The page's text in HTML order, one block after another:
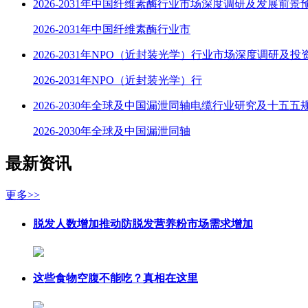
2026-2031年中国纤维素酶行业市场深度调研及发展前景
2026-2031年中国纤维素酶行业市
2026-2031年NPO（近封装光学）行业市场深度调研及投
2026-2031年NPO（近封装光学）行
2026-2030年全球及中国漏泄同轴电缆行业研究及十五五
2026-2030年全球及中国漏泄同轴
最新资讯
更多>>
脱发人数增加推动防脱发营养粉市场需求增加
这些食物空腹不能吃？真相在这里